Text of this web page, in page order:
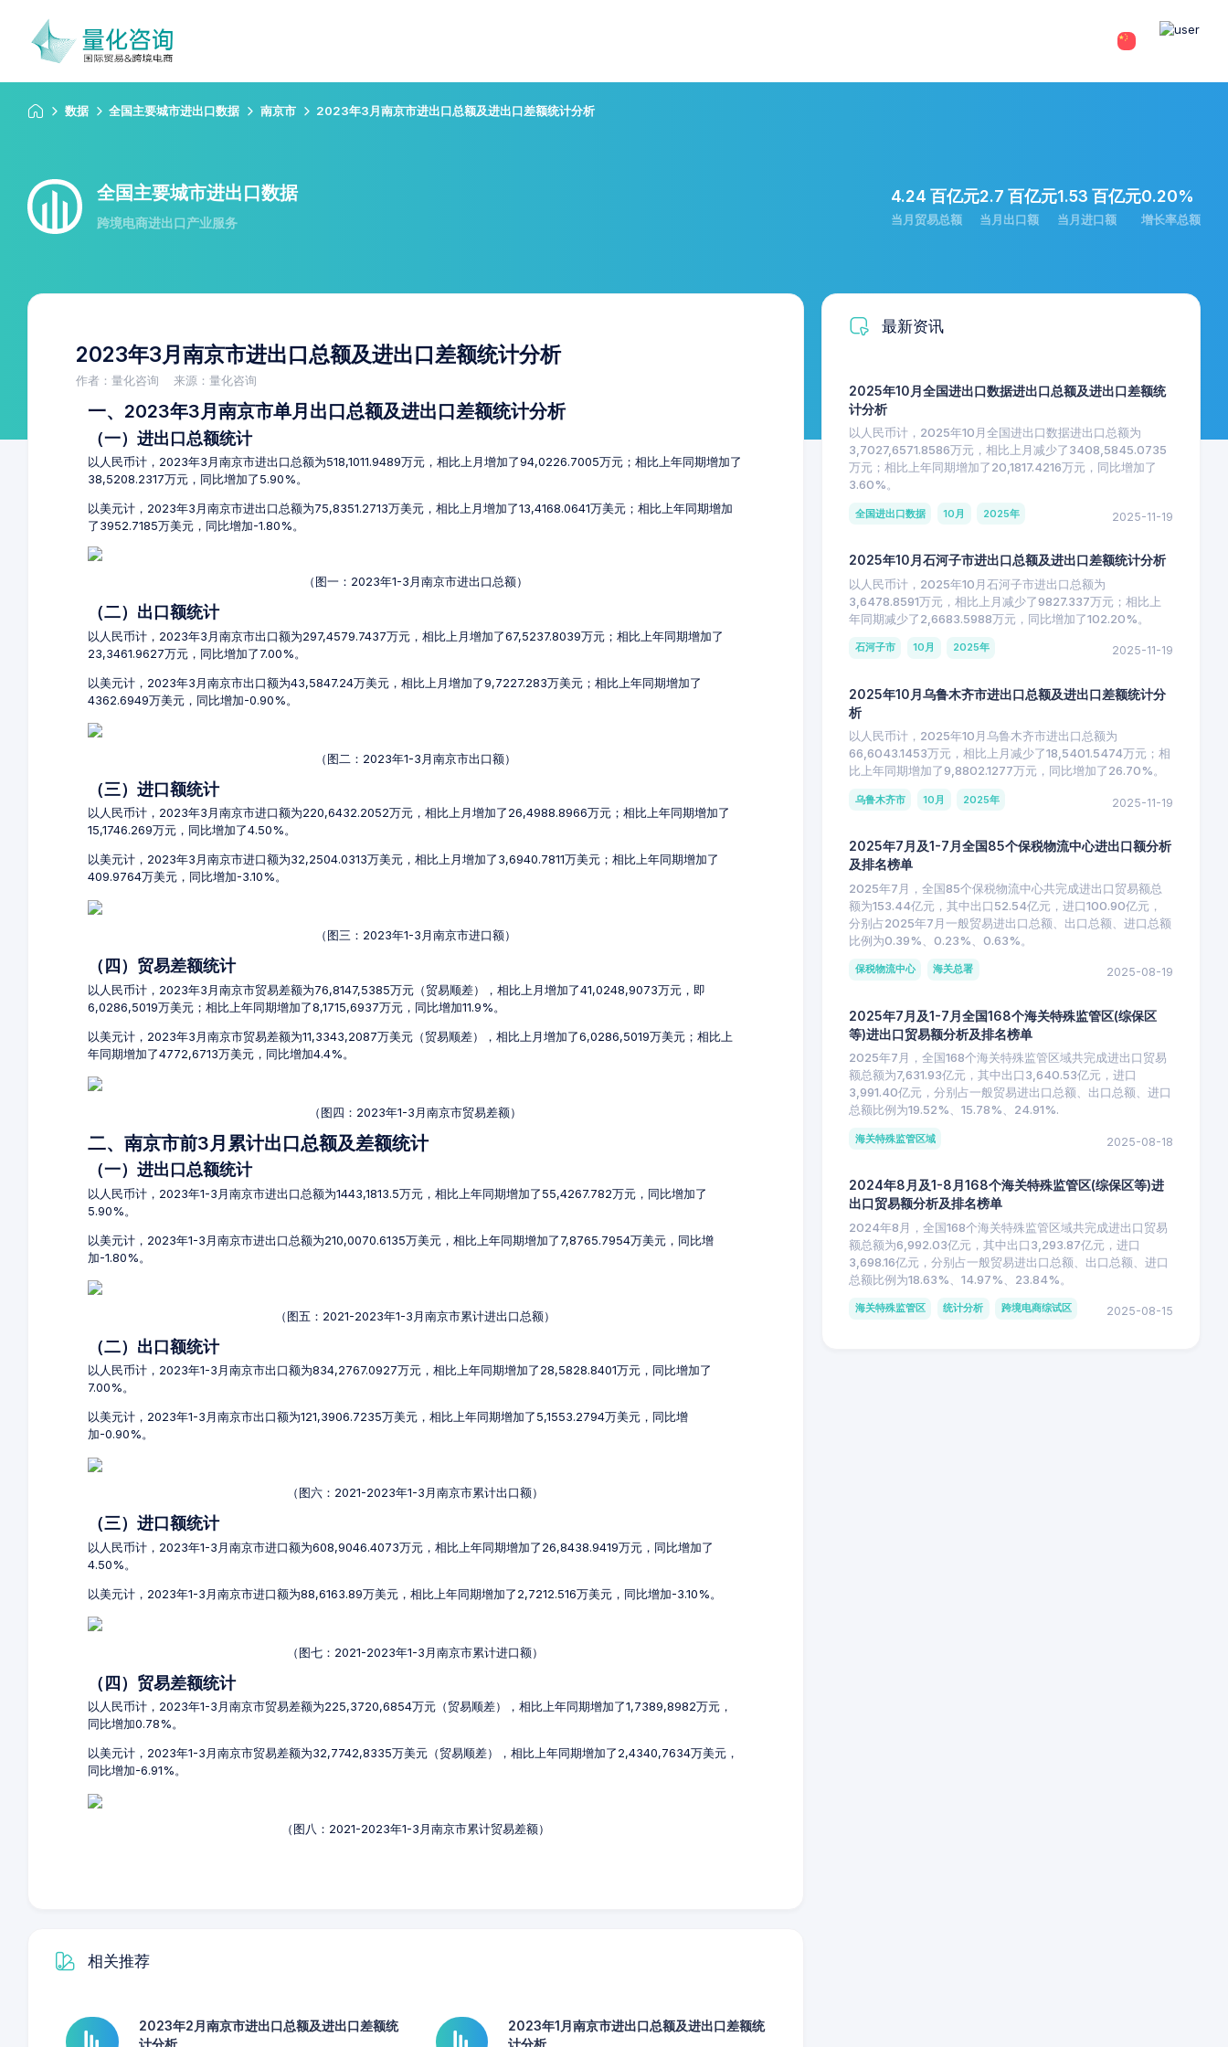
数据 全国主要城市进出口数据 南京市 2023年3月南京市进出口总额及进出口差额统计分析
全国主要城市进出口数据
跨境电商进出口产业服务
4.24 百亿元
当月贸易总额
2.7 百亿元
当月出口额
1.53 百亿元
当月进口额
0.20%
增长率总额
2023年3月南京市进出口总额及进出口差额统计分析
作者：量化咨询 来源：量化咨询
一、2023年3月南京市单月出口总额及进出口差额统计分析
（一）进出口总额统计
以人民币计，2023年3月南京市进出口总额为518,1011.9489万元，相比上月增加了94,0226.7005万元；相比上年同期增加了
38,5208.2317万元，同比增加了5.90%。
以美元计，2023年3月南京市进出口总额为75,8351.2713万美元，相比上月增加了13,4168.0641万美元；相比上年同期增加
了3952.7185万美元，同比增加-1.80%。
（图一：2023年1-3月南京市进出口总额）
（二）出口额统计
以人民币计，2023年3月南京市出口额为297,4579.7437万元，相比上月增加了67,5237.8039万元；相比上年同期增加了
23,3461.9627万元，同比增加了7.00%。
以美元计，2023年3月南京市出口额为43,5847.24万美元，相比上月增加了9,7227.283万美元；相比上年同期增加了
4362.6949万美元，同比增加-0.90%。
（图二：2023年1-3月南京市出口额）
（三）进口额统计
以人民币计，2023年3月南京市进口额为220,6432.2052万元，相比上月增加了26,4988.8966万元；相比上年同期增加了
15,1746.269万元，同比增加了4.50%。
以美元计，2023年3月南京市进口额为32,2504.0313万美元，相比上月增加了3,6940.7811万美元；相比上年同期增加了
409.9764万美元，同比增加-3.10%。
（图三：2023年1-3月南京市进口额）
（四）贸易差额统计
以人民币计，2023年3月南京市贸易差额为76,8147,5385万元（贸易顺差），相比上月增加了41,0248,9073万元，即
6,0286,5019万美元；相比上年同期增加了8,1715,6937万元，同比增加11.9%。
以美元计，2023年3月南京市贸易差额为11,3343,2087万美元（贸易顺差），相比上月增加了6,0286,5019万美元；相比上
年同期增加了4772,6713万美元，同比增加4.4%。
（图四：2023年1-3月南京市贸易差额）
二、南京市前3月累计出口总额及差额统计
（一）进出口总额统计
以人民币计，2023年1-3月南京市进出口总额为1443,1813.5万元，相比上年同期增加了55,4267.782万元，同比增加了
5.90%。
以美元计，2023年1-3月南京市进出口总额为210,0070.6135万美元，相比上年同期增加了7,8765.7954万美元，同比增
加-1.80%。
（图五：2021-2023年1-3月南京市累计进出口总额）
（二）出口额统计
以人民币计，2023年1-3月南京市出口额为834,2767.0927万元，相比上年同期增加了28,5828.8401万元，同比增加了
7.00%。
以美元计，2023年1-3月南京市出口额为121,3906.7235万美元，相比上年同期增加了5,1553.2794万美元，同比增
加-0.90%。
（图六：2021-2023年1-3月南京市累计出口额）
（三）进口额统计
以人民币计，2023年1-3月南京市进口额为608,9046.4073万元，相比上年同期增加了26,8438.9419万元，同比增加了
4.50%。
以美元计，2023年1-3月南京市进口额为88,6163.89万美元，相比上年同期增加了2,7212.516万美元，同比增加-3.10%。
（图七：2021-2023年1-3月南京市累计进口额）
（四）贸易差额统计
以人民币计，2023年1-3月南京市贸易差额为225,3720,6854万元（贸易顺差），相比上年同期增加了1,7389,8982万元，
同比增加0.78%。
以美元计，2023年1-3月南京市贸易差额为32,7742,8335万美元（贸易顺差），相比上年同期增加了2,4340,7634万美元，
同比增加-6.91%。
（图八：2021-2023年1-3月南京市累计贸易差额）
相关推荐
2023年2月南京市进出口总额及进出口差额统
计分析
2023年1月南京市进出口总额及进出口差额统
计分析
最新资讯
2025年10月全国进出口数据进出口总额及进出口差额统
计分析
以人民币计，2025年10月全国进出口数据进出口总额为
3,7027,6571.8586万元，相比上月减少了3408,5845.0735
万元；相比上年同期增加了20,1817.4216万元，同比增加了
3.60%。
全国进出口数据 10月 2025年 2025-11-19
2025年10月石河子市进出口总额及进出口差额统计分析
以人民币计，2025年10月石河子市进出口总额为
3,6478.8591万元，相比上月减少了9827.337万元；相比上
年同期减少了2,6683.5988万元，同比增加了102.20%。
石河子市 10月 2025年 2025-11-19
2025年10月乌鲁木齐市进出口总额及进出口差额统计分
析
以人民币计，2025年10月乌鲁木齐市进出口总额为
66,6043.1453万元，相比上月减少了18,5401.5474万元；相
比上年同期增加了9,8802.1277万元，同比增加了26.70%。
乌鲁木齐市 10月 2025年 2025-11-19
2025年7月及1-7月全国85个保税物流中心进出口额分析
及排名榜单
2025年7月，全国85个保税物流中心共完成进出口贸易额总
额为153.44亿元，其中出口52.54亿元，进口100.90亿元，
分别占2025年7月一般贸易进出口总额、出口总额、进口总额
比例为0.39%、0.23%、0.63%。
保税物流中心 海关总署 2025-08-19
2025年7月及1-7月全国168个海关特殊监管区(综保区
等)进出口贸易额分析及排名榜单
2025年7月，全国168个海关特殊监管区域共完成进出口贸易
额总额为7,631.93亿元，其中出口3,640.53亿元，进口
3,991.40亿元，分别占一般贸易进出口总额、出口总额、进口
总额比例为19.52%、15.78%、24.91%.
海关特殊监管区域 2025-08-18
2024年8月及1-8月168个海关特殊监管区(综保区等)进
出口贸易额分析及排名榜单
2024年8月，全国168个海关特殊监管区域共完成进出口贸易
额总额为6,992.03亿元，其中出口3,293.87亿元，进口
3,698.16亿元，分别占一般贸易进出口总额、出口总额、进口
总额比例为18.63%、14.97%、23.84%。
海关特殊监管区 统计分析 跨境电商综试区 2025-08-15